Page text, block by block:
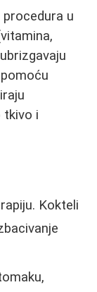
u
tkivo i
Kokteli